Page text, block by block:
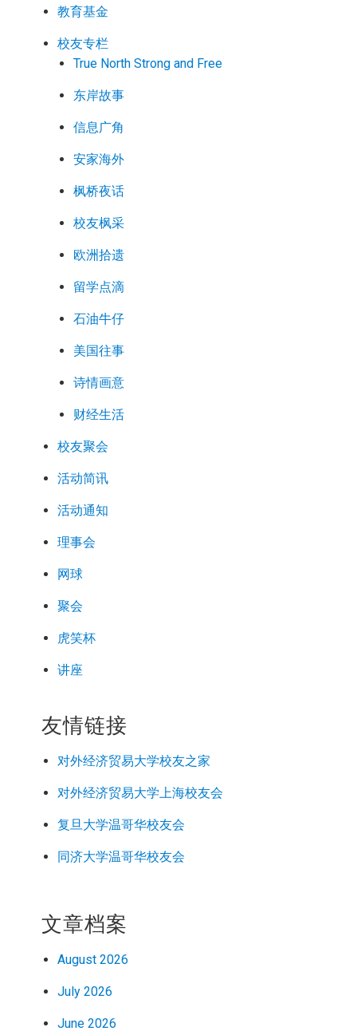
教育基金
校友专栏
True North Strong and Free
东岸故事
信息广角
安家海外
枫桥夜话
校友枫采
欧洲拾遗
留学点滴
石油牛仔
美国往事
诗情画意
财经生活
校友聚会
活动简讯
活动通知
理事会
网球
聚会
虎笑杯
讲座
友情链接
对外经济贸易大学校友之家
对外经济贸易大学上海校友会
复旦大学温哥华校友会
同济大学温哥华校友会
文章档案
August 2026
July 2026
June 2026